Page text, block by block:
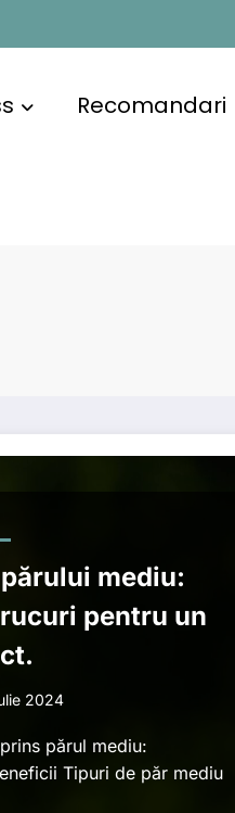
Recomandari
mediu:
pentru un
2024
părul mediu:
Tipuri de păr mediu